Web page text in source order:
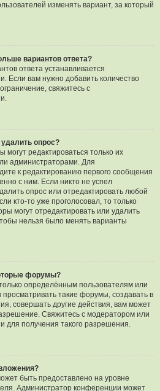
изменять вариант, за который
вариантов ответа?
ответа устанавливается
Если вам нужно добавить количество
свяжитесь с
опрос?
могут редактироваться только их
администраторами. Для
к редактированию первого сообщения
с ним. Если никто не успел
опрос или отредактировать любой
кто-то уже проголосовал, то только
могут отредактировать или удалить
нельзя было менять варианты
форумы?
определённым пользователям или
такие форумы, создавать в
совершать другие действия, вам может
Свяжитесь с модератором или
для получения такого разрешения.
быть предоставлено на уровне
Администратор конференции может